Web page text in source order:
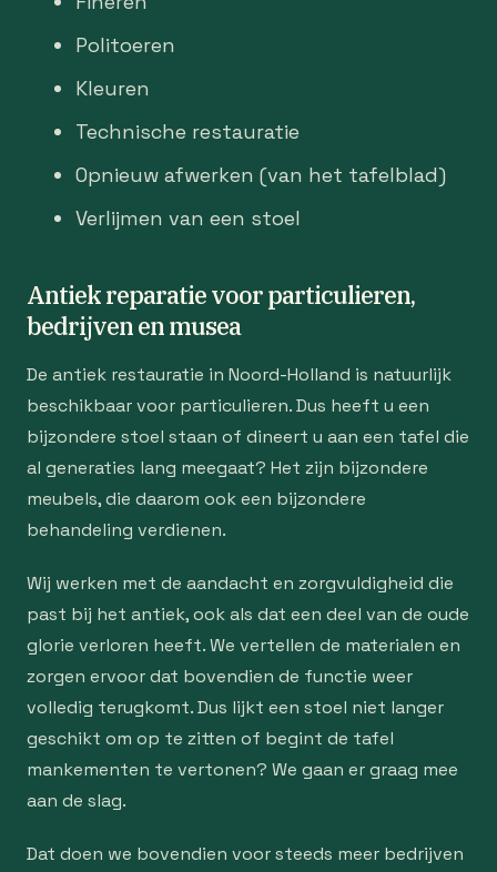
Politoeren
Kleuren
Technische restauratie
Opnieuw afwerken (van het tafelblad)
Verlijmen van een stoel
Antiek reparatie voor particulieren,
bedrijven en musea
De antiek restauratie in Noord-Holland is natuurlijk
beschikbaar voor particulieren. Dus heeft u een
bijzondere stoel staan of dineert u aan een tafel die
al generaties lang meegaat? Het zijn bijzondere
meubels, die daarom ook een bijzondere
behandeling verdienen.
Wij werken met de aandacht en zorgvuldigheid die
past bij het antiek, ook als dat een deel van de oude
glorie verloren heeft. We vertellen de materialen en
zorgen ervoor dat bovendien de functie weer
volledig terugkomt. Dus lijkt een stoel niet langer
geschikt om op te zitten of begint de tafel
mankementen te vertonen? We gaan er graag mee
aan de slag.
Dat doen we bovendien voor steeds meer bedrijven